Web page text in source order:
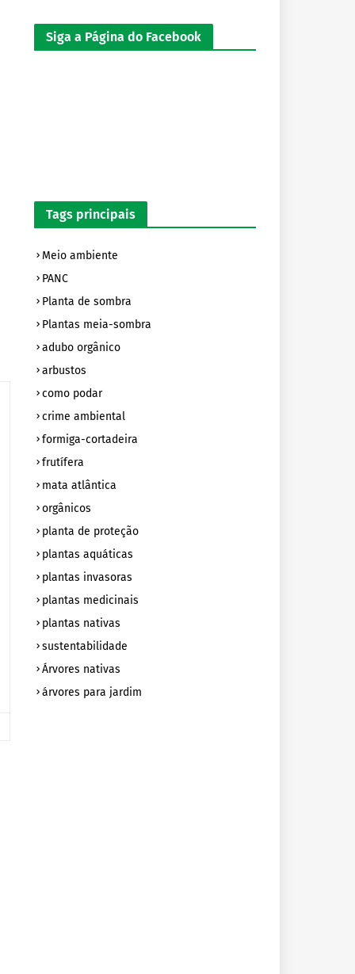
Siga a Página do Facebook
Tags principais
Meio ambiente
PANC
Planta de sombra
Plantas meia-sombra
adubo orgânico
arbustos
como podar
crime ambiental
formiga-cortadeira
frutífera
mata atlântica
orgânicos
planta de proteção
plantas aquáticas
plantas invasoras
plantas medicinais
plantas nativas
sustentabilidade
Árvores nativas
árvores para jardim